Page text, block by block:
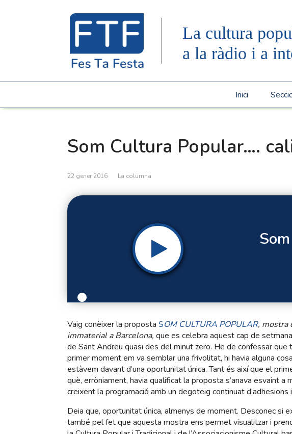
La cultura
a la ràdio i a
Inici
Som Cultura Popular….
22 gener 2016 La columna
Vaig conèixer la proposta SOM CULTURA POPULAR, mostra
immaterial a Barcelona, que es celebra aquest cap de
de Sant Andreu quasi des del minut zero. He de confessar que
primer moment em va semblar una frivolitat, hi havia alguna
estàvem davant d’una oportunitat única. Tant és així que el
què, erròniament, havia qualificat la proposta s’anava esvaint a
creixent la programació amb un degoteig continuat d’adhesions
Deia que, oportunitat única, almenys de moment. Desconec si
també pel fet que aquesta mostra ens permet visualitzar i